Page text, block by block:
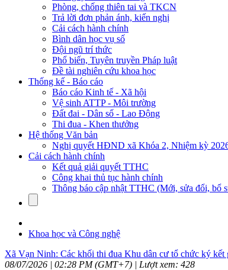
Phòng, chống thiên tai và TKCN
Trả lời đơn phản ánh, kiến nghị
Cải cách hành chính
Bình dân học vụ số
Đội ngũ trí thức
Phổ biến, Tuyên truyền Pháp luật
Đề tài nghiên cứu khoa học
Thống kế - Báo cáo
Báo cáo Kinh tế - Xã hội
Vệ sinh ATTP - Môi trường
Đất đai - Dân số - Lao Động
Thi đua - Khen thưởng
Hệ thống Văn bản
Nghị quyết HĐND xã Khóa 2, Nhiệm kỳ
Cải cách hành chính
Kết quả giải quyết TTHC
Công khai thủ tục hành chính
Thông báo cập nhật TTHC (Mới, sửa đổi, bổ
Khoa học và Công nghệ
Xã Vạn Ninh: Các khối thi đua Khu dân cư tổ chức ký kết
08/07/2026 | 02:28 PM (GMT+7) | Lượt xem: 428